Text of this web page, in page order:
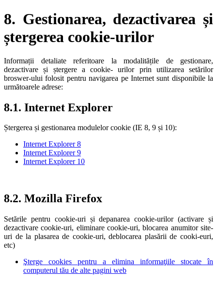
8. Gestionarea, dezactivarea și
ștergerea cookie-urilor
Informații detaliate referitoare la modalitățile de gestionare,
dezactivare și ștergere a cookie- urilor prin utilizarea setărilor
broswer-ului folosit pentru navigarea pe Internet sunt disponibile la
următoarele adrese:
8.1. Internet Explorer
Ștergerea și gestionarea modulelor cookie (IE 8, 9 și 10):
Internet Explorer 8
Internet Explorer 9
Internet Explorer 10
8.2. Mozilla Firefox
Setările pentru cookie-uri și depanarea cookie-urilor (activare și
dezactivare cookie-uri, eliminare cookie-uri, blocarea anumitor site-
uri de la plasarea de cookie-uri, deblocarea plasării de cooki-euri,
etc)
Şterge cookies pentru a elimina informaţiile stocate în
computerul tău de alte pagini web